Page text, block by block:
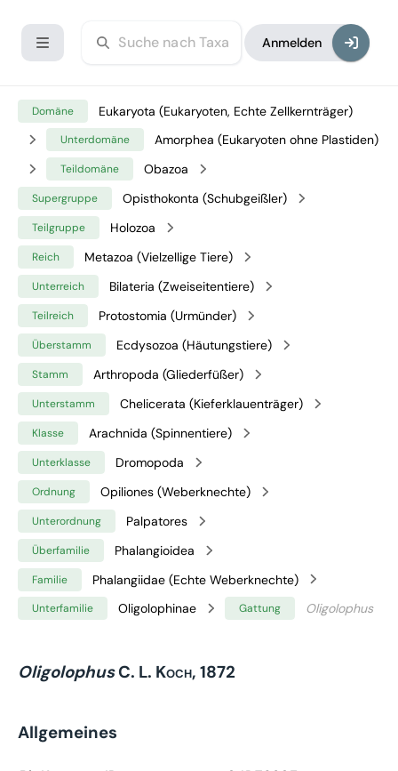
Anmelden
Domäne Eukaryota (Eukaryoten, Echte Zellkernträger)
Unterdomäne Amorphea (Eukaryoten ohne Plastiden)
Teildomäne Obazoa
Supergruppe Opisthokonta (Schubgeißler)
Teilgruppe Holozoa
Reich Metazoa (Vielzellige Tiere)
Unterreich Bilateria (Zweiseitentiere)
Teilreich Protostomia (Urmünder)
Überstamm Ecdysozoa (Häutungstiere)
Stamm Arthropoda (Gliederfüßer)
Unterstamm Chelicerata (Kieferklauenträger)
Klasse Arachnida (Spinnentiere)
Unterklasse Dromopoda
Ordnung Opiliones (Weberknechte)
Unterordnung Palpatores
Überfamilie Phalangioidea
Familie Phalangiidae (Echte Weberknechte)
Unterfamilie Oligolophinae Gattung Oligolophus
OligolophusC. L. Koch, 1872
Allgemeines